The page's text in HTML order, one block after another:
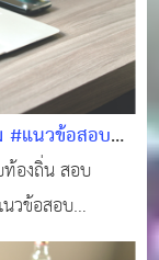
#แนวข้อสอบ
องถิ่น สอบ
วข้อสอบ